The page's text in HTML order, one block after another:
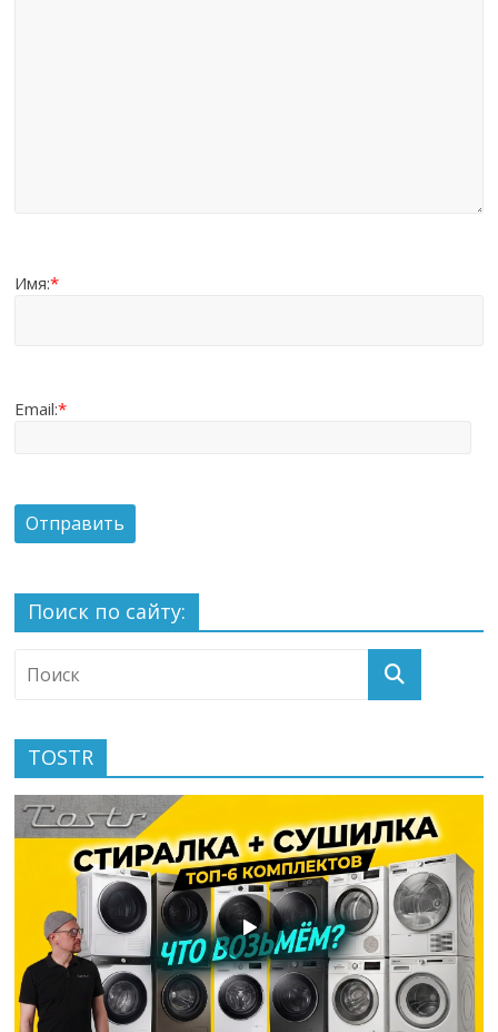
Имя:*
Email:*
Поиск по сайту:
TOSTR